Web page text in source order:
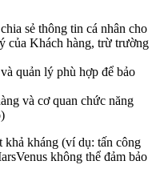
sẻ thông tin cá nhân cho
của Khách hàng, trừ trường
quản lý phù hợp để bảo
và cơ quan chức năng
khả kháng (ví dụ: tấn công
không thể đảm bảo